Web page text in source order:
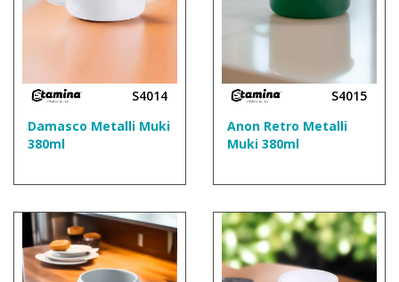
S4014
Damasco Metalli Muki
380ml
S4015
Anon Retro Metalli
Muki 380ml